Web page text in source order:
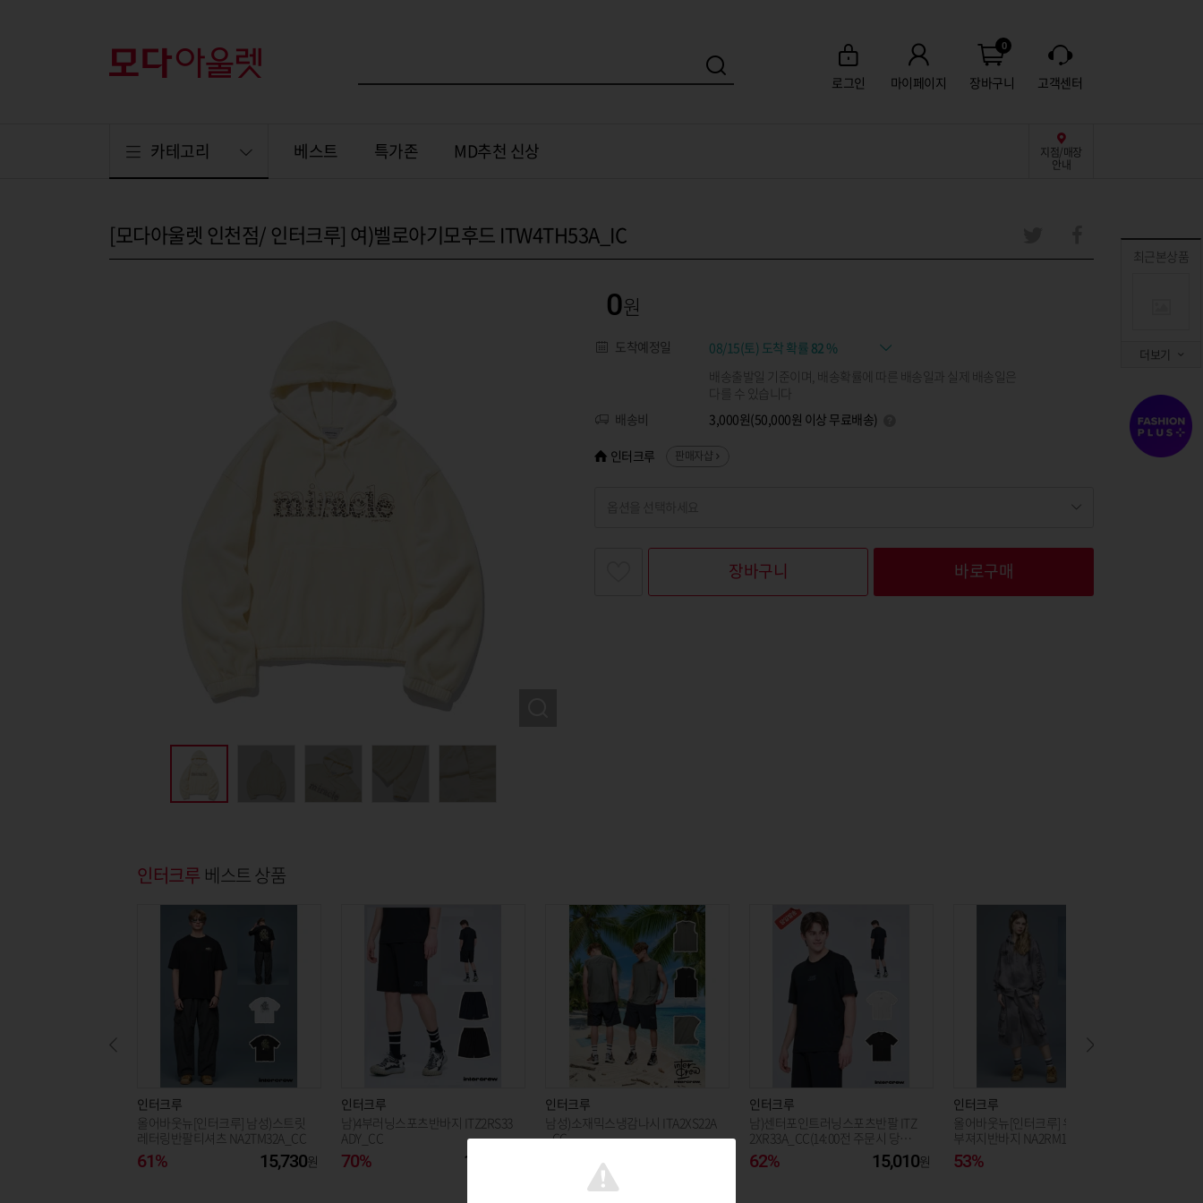
로그인 마이페이지
0
장바구니 고객센터
카테고리 지점/매장
안내
베스트 특가존 MD추천 신상
최근본상품
더보기
[모다아울렛 인천점/ 인터크루] 여)벨로아기모후드 ITW4TH53A_IC
0
도착예정일 08/15(토) 도착 확률 82 %
배송출발일 기준이며, 배송확률에 따른 배송일과 실제 배송일은
다를 수 있습니다
배송비
3,000원(50,000원 이상 무료배송)
인터크루 판매자샵
찾고싶은 옵션명을 입력해 주세요
장바구니 바로구매
인터크루 베스트 상품
인터크루
올어바웃뉴[인터크루] 남성)스트릿
레터링반팔티셔츠 NA2TM32A_CC
61% 15,730
인터크루
남)4부러닝스포츠반바지 ITZ2RS33
ADY_CC
70% 11,850
인터크루
남성)소재믹스냉감나시 ITA2XS22A
_CC
인터크루
남)센터포인트러닝스포츠반팔 ITZ
2XR33A_CC(14:00전 주문시 당일
발송 주말공휴일제외)
62% 15,010
인터크루
올어바웃뉴[인터크루] 유니)더티7
부져지반바지 NA2RM11A_CC
53%